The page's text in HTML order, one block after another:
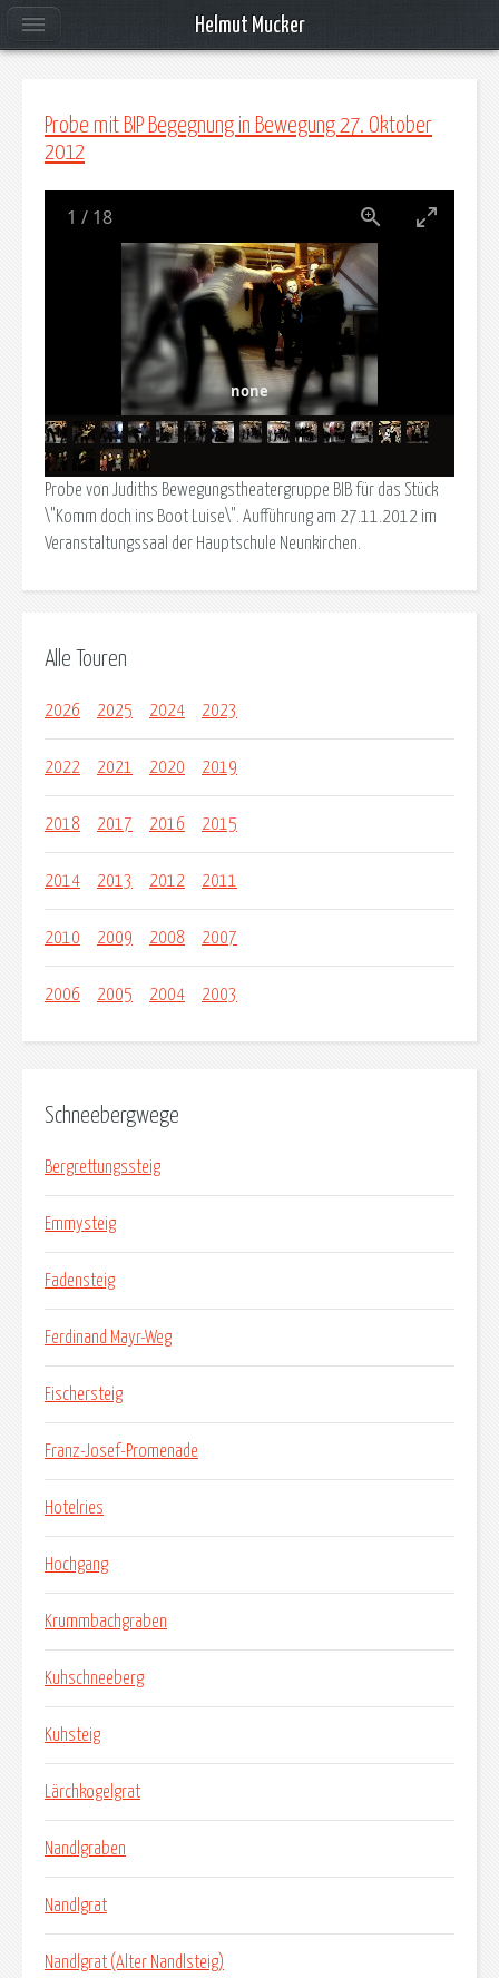
Probe mit BIP Begegnung in Bewegung 27. Oktober
2012
none
1 / 18
Probe von Judiths Bewegungstheatergruppe BIB für das Stück
\"Komm doch ins Boot Luise\". Aufführung am 27.11.2012 im
Veranstaltungssaal der Hauptschule Neunkirchen.
Alle Touren
2026 2025 2024 2023
2022 2021 2020 2019
2018 2017 2016 2015
2014 2013 2012 2011
2010 2009 2008 2007
2006 2005 2004 2003
Schneebergwege
Bergrettungssteig
Emmysteig
Fadensteig
Ferdinand Mayr-Weg
Fischersteig
Franz-Josef-Promenade
Hotelries
Hochgang
Krummbachgraben
Kuhschneeberg
Kuhsteig
Lärchkogelgrat
Nandlgraben
Nandlgrat
Nandlgrat (Alter Nandlsteig)
Helmut Mucker